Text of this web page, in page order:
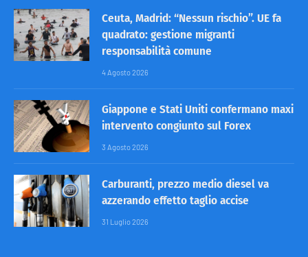
Ceuta, Madrid: “Nessun rischio”. UE fa
quadrato: gestione migranti
responsabilità comune
4 Agosto 2026
Giappone e Stati Uniti confermano maxi
intervento congiunto sul Forex
3 Agosto 2026
Carburanti, prezzo medio diesel va
azzerando effetto taglio accise
31 Luglio 2026